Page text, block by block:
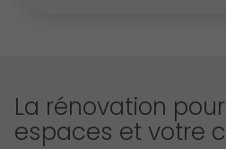
La rénovation
espaces et votre